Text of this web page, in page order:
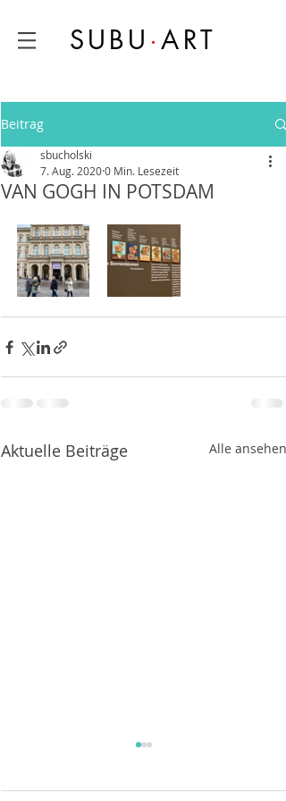
SUBU ·ART
Beitrag
VAN GOGH IN POTSDAM
sbucholski
7. Aug. 20200 Min. Lesezeit
Aktuelle Beiträge Alle ansehen